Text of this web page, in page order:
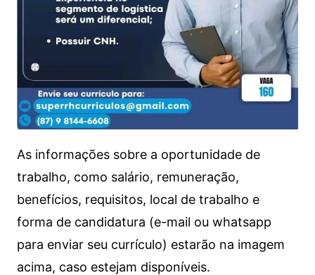
As informações sobre a oportunidade de
trabalho, como salário, remuneração,
benefícios, requisitos, local de trabalho e
forma de candidatura (e-mail ou whatsapp
para enviar seu currículo) estarão na imagem
acima, caso estejam disponíveis.